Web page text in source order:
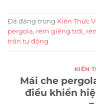
Đã đăng trong Kiến Thức
pergola, rèm giếng trời,
trần tự động
KIẾN
Mái che
điều khiển